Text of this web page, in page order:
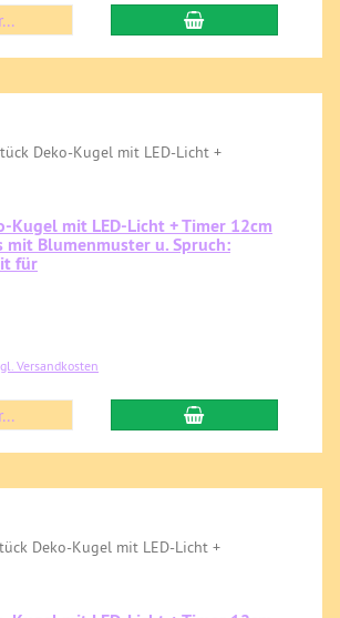
Kugel mit LED-Licht + Timer 12cm
mit Blumenmuster u. Spruch:
für
Versandkosten